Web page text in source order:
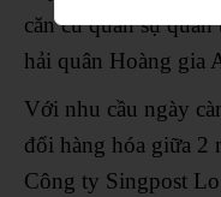
căn cứ quân sự
hải quân Hoàng gia
Với nhu cầu ngày
đổi hàng hóa giữa 2
Công ty Singpost